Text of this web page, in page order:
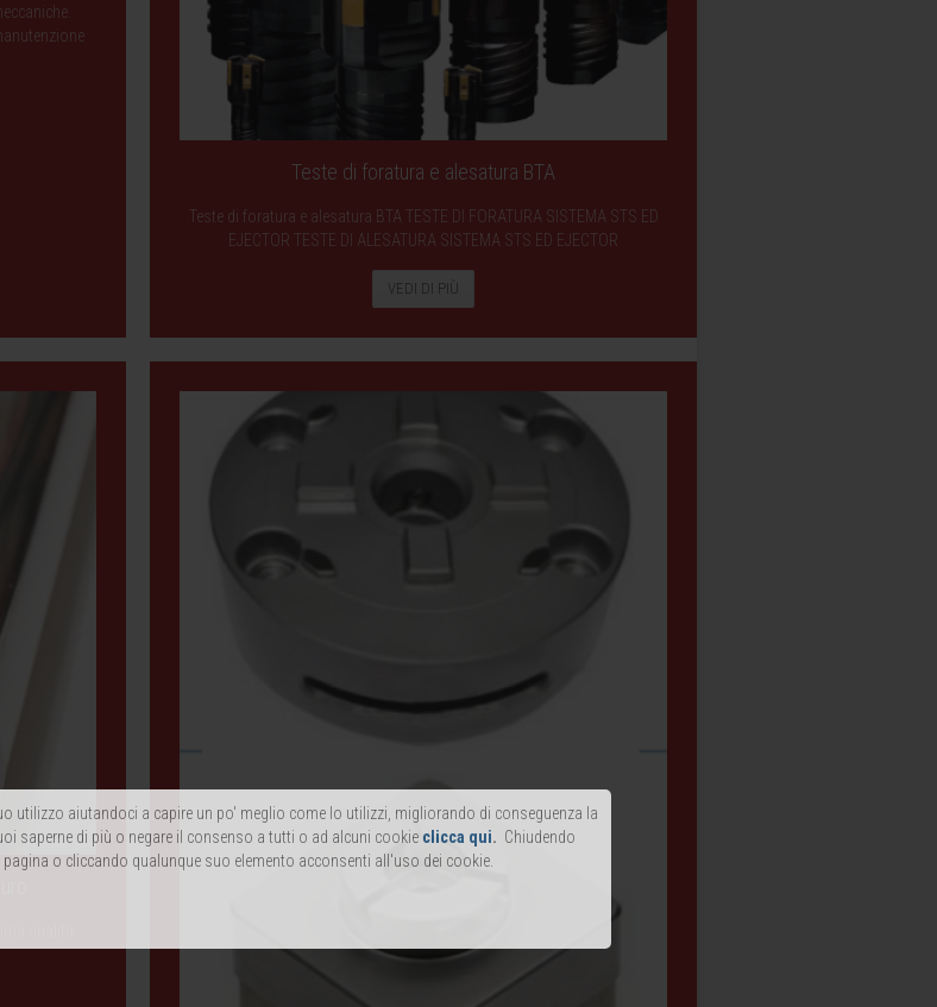
utilizzo aiutandoci a capire un po' meglio come lo utilizzi, migliorando di conseguenza la
saperne di più o negare il consenso a tutti o ad alcuni cookie clicca qui. Chiudendo
o cliccando qualunque suo elemento acconsenti all'uso dei cookie.
Teste di foratura e alesatura BTA
Teste di foratura e alesatura BTA TESTE DI FORATURA SISTEMA STS ED
EJECTOR TESTE DI ALESATURA SISTEMA STS ED EJECTOR
VEDI DI PIÙ
qualità